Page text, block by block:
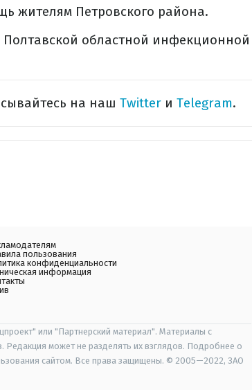
жителям Петровского района.
Полтавской областной инфекционной
на наш Twitter и Telegram.
пользования
конфиденциальности
информация
или "Партнерский материал". Материалы с
может не разделять их взглядов. Подробнее о
сайтом. Все права защищены. © 2005—2022, ЗАО